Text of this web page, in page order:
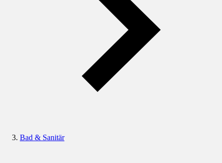
Bad & Sanitär